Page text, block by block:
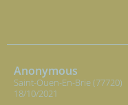
Anonymous
Saint-Ouen-En-Brie (77720)
18/10/2021